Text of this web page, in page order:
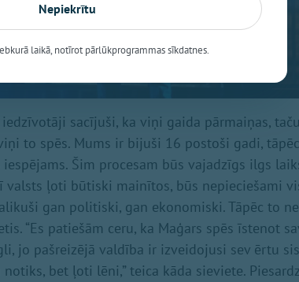
sacījuši, ka viņi gaida pārmaiņas,
to spēs. Mums ir bijuši 16 postoši gadi,
Šim procesam būs vajadzīgs ilgs
valsts ļoti būtiski mainītos, būs nepieciešami
gan politiski, gan ekonomiski. Tāpēc to
“Es patiešām ceru, ka Maģars spēs īstenot
jo pašreizējā valdība ir izveidojusi sev ērtu
bet ļoti lēni,” teica kāda sieviete.
Nepiekrītu
laikā, notīrot pārlūkprogrammas sīkdatnes.